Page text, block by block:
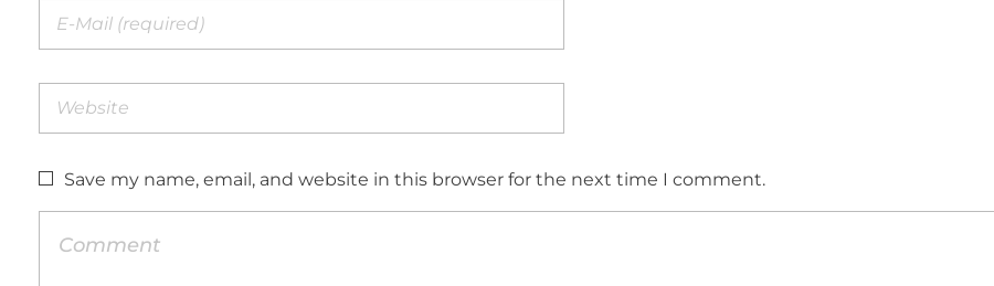
Save my name, email, and website in this browser for the next time I comment.